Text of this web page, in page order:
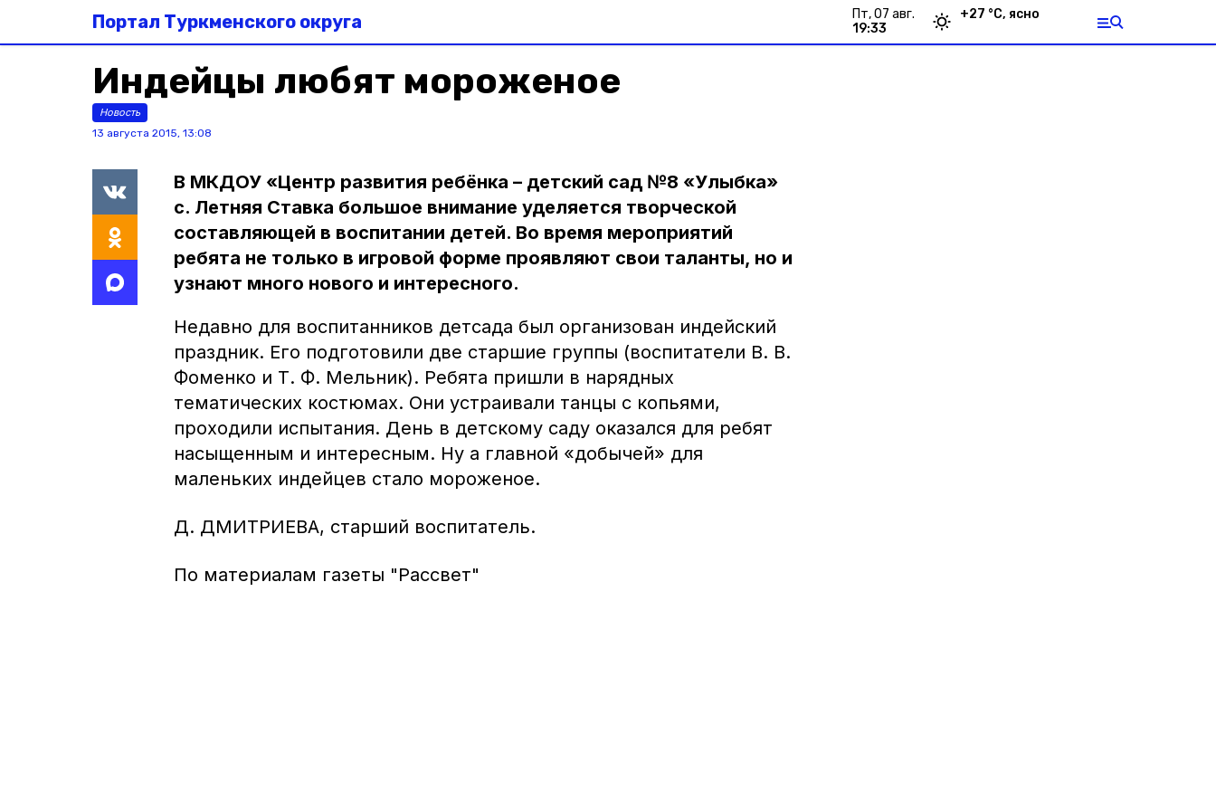
Портал Туркменского округа
пт, 07 авг.
19:33
+27 °С, ясно
Индейцы любят мороженое
Новость
13 августа 2015, 13:08
В МКДОУ «Центр развития ребёнка – детский сад №8 «Улыбка»
с. Летняя Ставка большое внимание уделяется творческой
составляющей в воспитании детей. Во время мероприятий
ребята не только в игровой форме проявляют свои таланты, но и
узнают много нового и интересного.
Недавно для воспитанников детсада был организован индейский
праздник. Его подготовили две старшие группы (воспитатели В. В.
Фоменко и Т. Ф. Мельник). Ребята пришли в нарядных
тематических костюмах. Они устраивали танцы с копьями,
проходили испытания. День в детскому саду оказался для ребят
насыщенным и интересным. Ну а главной «добычей» для
маленьких индейцев стало мороженое.
Д. ДМИТРИЕВА, старший воспитатель.
По материалам газеты "Рассвет"